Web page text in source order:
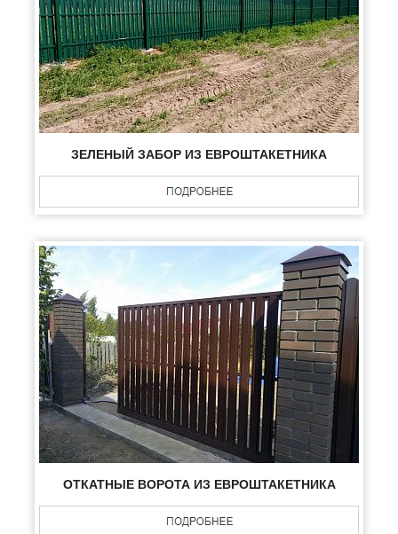
ЗЕЛЕНЫЙ ЗАБОР ИЗ ЕВРОШТАКЕТНИКА
ОТКАТНЫЕ ВОРОТА ИЗ ЕВРОШТАКЕТНИКА